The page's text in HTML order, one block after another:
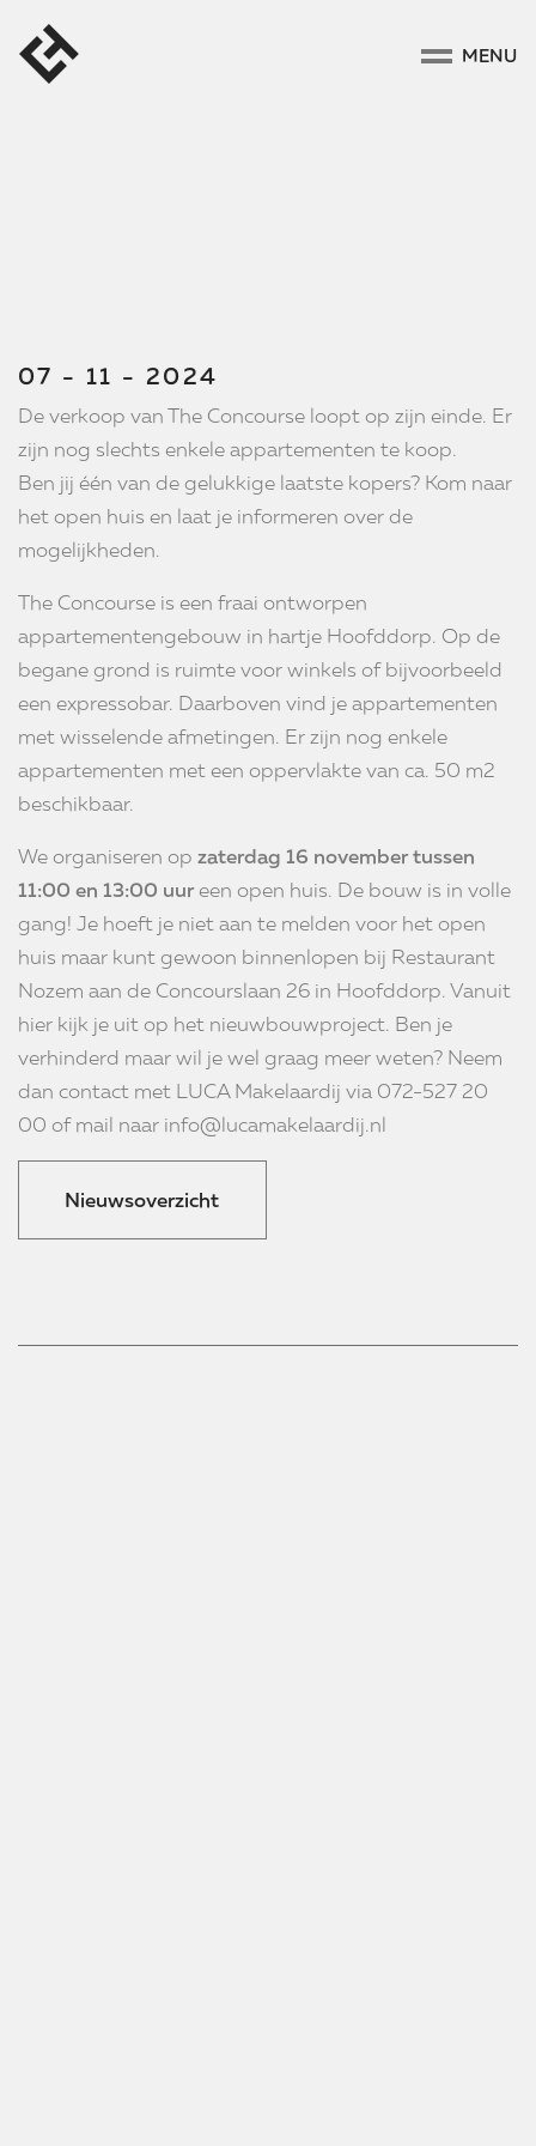
MENU
07 - 11 - 2024
De verkoop van The Concourse loopt op zijn einde. Er
zijn nog slechts enkele appartementen te koop.
Ben jij één van de gelukkige laatste kopers? Kom naar
het open huis en laat je informeren over de
mogelijkheden.
The Concourse is een fraai ontworpen
appartementengebouw in hartje Hoofddorp. Op de
begane grond is ruimte voor winkels of bijvoorbeeld
een expressobar. Daarboven vind je appartementen
met wisselende afmetingen. Er zijn nog enkele
appartementen met een oppervlakte van ca. 50 m2
beschikbaar.
We organiseren op zaterdag 16 november tussen
11:00 en 13:00 uureen open huis. De bouw is in volle
gang! Je hoeft je niet aan te melden voor het open
huis maar kunt gewoon binnenlopen bij Restaurant
Nozem aan de Concourslaan 26 in Hoofddorp. Vanuit
hier kijk je uit op het nieuwbouwproject. Ben je
verhinderd maar wil je wel graag meer weten? Neem
dan contact met LUCA Makelaardij via 072-527 20
00 of mail naar info@lucamakelaardij.nl
Nieuwsoverzicht